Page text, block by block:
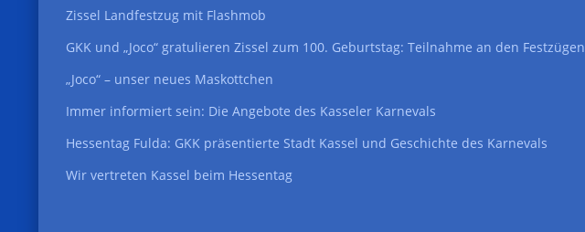
Zissel Landfestzug mit Flashmob
GKK und „Joco“ gratulieren Zissel zum 100. Geburtstag: Teilnahme an den Festzügen
„Joco“ – unser neues Maskottchen
Immer informiert sein: Die Angebote des Kasseler Karnevals
Hessentag Fulda: GKK präsentierte Stadt Kassel und Geschichte des Karnevals
Wir vertreten Kassel beim Hessentag